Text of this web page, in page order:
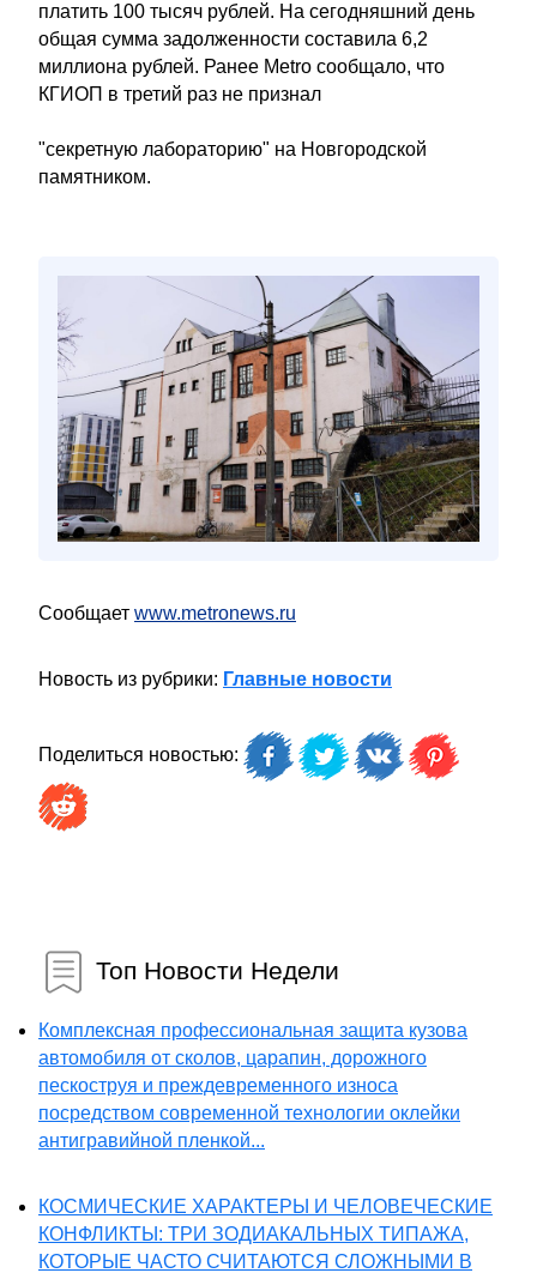
платить 100 тысяч рублей. На сегодняшний день
общая сумма задолженности составила 6,2
миллиона рублей. Ранее Metro сообщало, что
КГИОП в третий раз не признал
"секретную лабораторию" на Новгородской
памятником.
Сообщает www.metronews.ru
Новость из рубрики: Главные новости
Поделиться новостью:
Топ Новости Недели
Комплексная профессиональная защита кузова
автомобиля от сколов, царапин, дорожного
пескоструя и преждевременного износа
посредством современной технологии оклейки
антигравийной пленкой...
КОСМИЧЕСКИЕ ХАРАКТЕРЫ И ЧЕЛОВЕЧЕСКИЕ
КОНФЛИКТЫ: ТРИ ЗОДИАКАЛЬНЫХ ТИПАЖА,
КОТОРЫЕ ЧАСТО СЧИТАЮТСЯ СЛОЖНЫМИ В